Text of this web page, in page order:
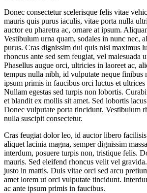
Donec consectetur scelerisque felis vitae
mauris quis purus iaculis, vitae porta nulla
auctor eu pharetra ac, ornare at ipsum.
Vestibulum urna quam, sodales in nunc nec,
purus. Cras dignissim dui quis nisi maximus
rhoncus ante sed sem feugiat, vel malesuada
Phasellus augue orci, ultricies in laoreet ac,
tempus nulla nibh, id vulputate neque finibus
ipsum primis in faucibus orci luctus et ultrices
Nullam egestas sed turpis non lobortis.
et blandit ex mollis sit amet. Sed lobortis
Donec vulputate porta tincidunt. Vestibulum
nulla suscipit consectetur.
Cras feugiat dolor leo, id auctor libero
aliquet lacinia magna, semper dignissim
interdum, posuere turpis non, tristique felis.
mauris. Sed eleifend rhoncus velit vel
justo in mattis. Duis vitae orci sed arcu
amet lorem ut orci vulputate tincidunt.
ac ante ipsum primis in faucibus.